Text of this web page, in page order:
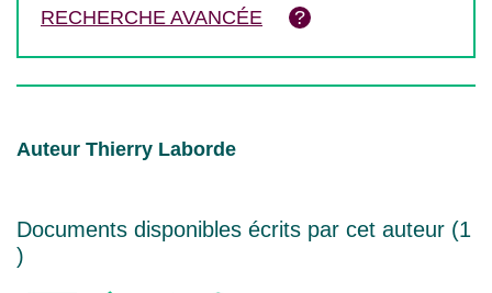
RECHERCHE AVANCÉE
Auteur Thierry Laborde
Documents disponibles écrits par cet auteur (1
)